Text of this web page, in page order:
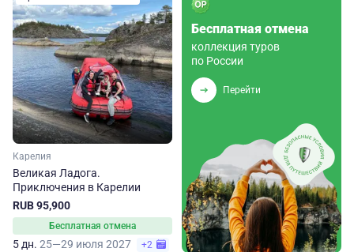
Карелия
Великая Ладога.
Приключения в Карелии
RUB 95,900
Бесплатная отмена
5 дн. 25—29 июля 2027 +2
Бесплатная отмена
коллекция туров
по России
Перейти